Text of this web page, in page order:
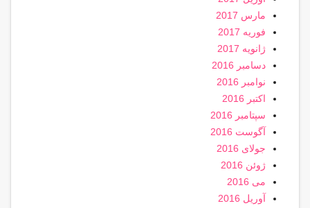
مارس 2017
فوریه 2017
ژانویه 2017
دسامبر 2016
نوامبر 2016
اکتبر 2016
سپتامبر 2016
آگوست 2016
جولای 2016
ژوئن 2016
می 2016
آوریل 2016